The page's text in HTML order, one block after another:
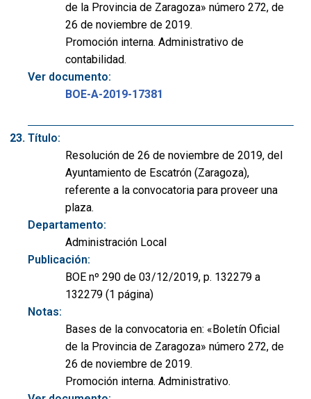
de la Provincia de Zaragoza» número 272, de
26 de noviembre de 2019.
Promoción interna. Administrativo de
contabilidad.
Ver documento:
BOE-A-2019-17381
Título:
Resolución de 26 de noviembre de 2019, del
Ayuntamiento de Escatrón (Zaragoza),
referente a la convocatoria para proveer una
plaza.
Departamento:
Administración Local
Publicación:
BOE nº 290 de 03/12/2019, p. 132279 a
132279 (1 página)
Notas:
Bases de la convocatoria en: «Boletín Oficial
de la Provincia de Zaragoza» número 272, de
26 de noviembre de 2019.
Promoción interna. Administrativo.